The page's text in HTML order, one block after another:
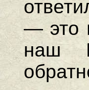
— это
наш